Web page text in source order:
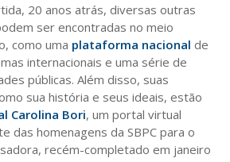
20 anos atrás, diversas outras
ser encontradas no meio
como uma plataforma nacional de
internacionais e uma série de
públicas. Além disso, suas
sua história e seus ideais, estão
Carolina Bori, um portal virtual
das homenagens da SBPC para o
recém-completado em janeiro